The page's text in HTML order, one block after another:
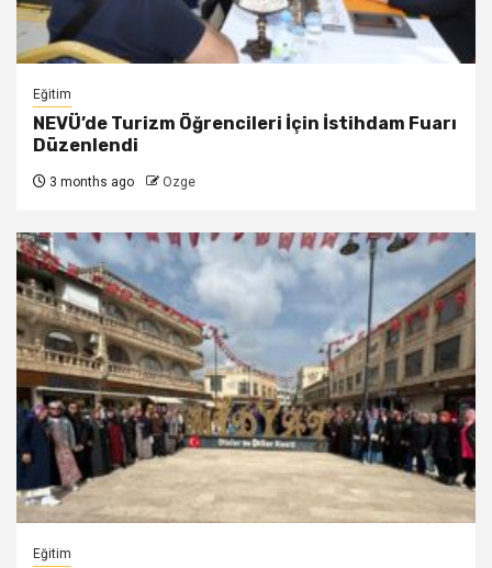
Eğitim
NEVÜ’de Turizm Öğrencileri İçin İstihdam Fuarı
Düzenlendi
3 months ago Ozge
Eğitim